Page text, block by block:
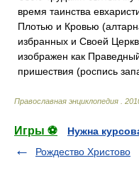
время таинства
Плотью и Кровью
избранных и Своей
изображен как
пришествия (роспись
Православная энциклопедия
Игры ⚽
Нужна
Рождество Христово